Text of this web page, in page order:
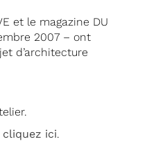
et le magazine DU
2007 – ont
d’architecture
cliquez ici.